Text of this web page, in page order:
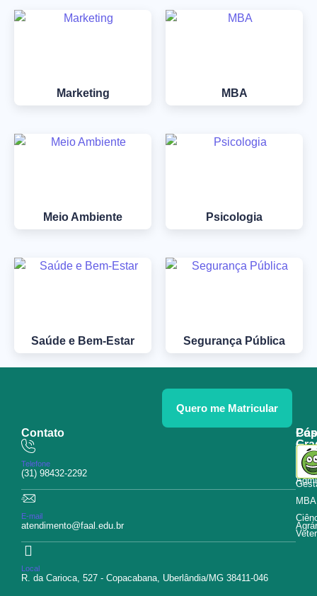
Marketing MBA
Meio Ambiente Psicologia
Saúde e Bem-Estar Segurança Pública
Quero me Matricular
Contato
Telefone
(31) 98432-2292
E-mail
atendimento@faal.edu.br
Local
R. da Carioca, 527 - Copacabana, Uberlândia/MG 38411-046
MBA